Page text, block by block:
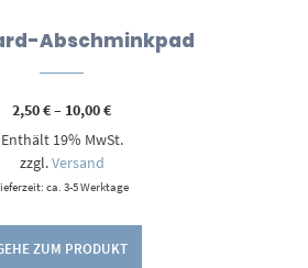
Abschminkpad
2,50€– 10,00€Preisspanne:
bis
Enthält 19% MwSt.
zzgl.Versand
ca. 3-5 Werktage
ZUM PRODUKT